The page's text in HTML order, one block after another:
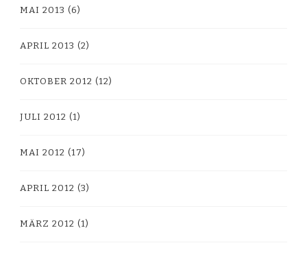
MAI 2013 (6)
APRIL 2013 (2)
OKTOBER 2012 (12)
JULI 2012 (1)
MAI 2012 (17)
APRIL 2012 (3)
MÄRZ 2012 (1)